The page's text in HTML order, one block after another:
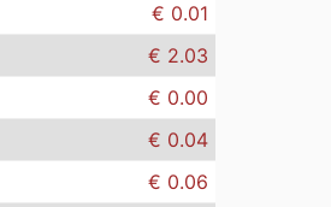
€ 0.01
€ 2.03
€ 0.00
€ 0.04
€ 0.06